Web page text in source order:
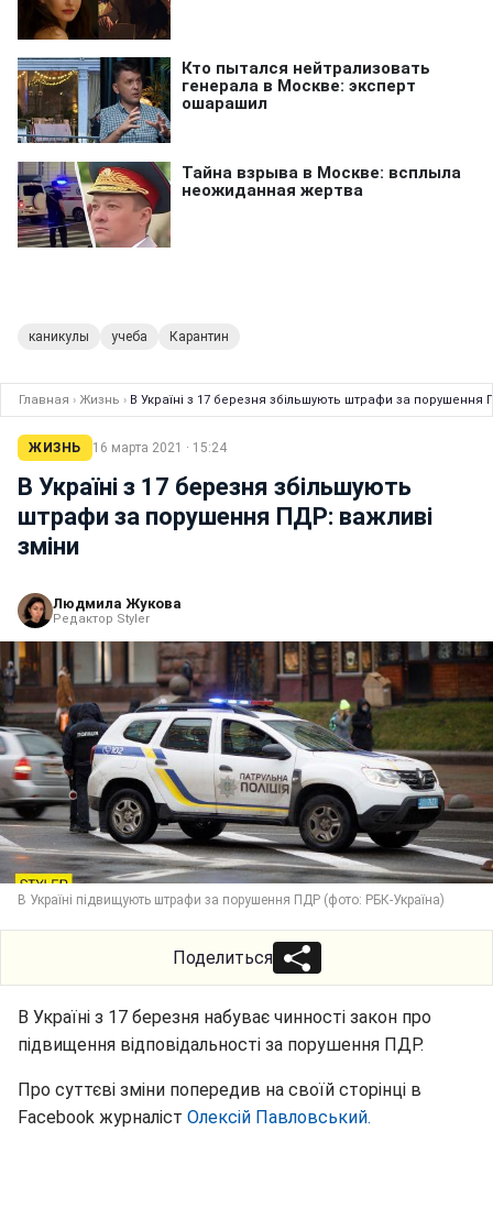
каникулы учеба Карантин
Главная › Жизнь › В Україні з 17 березня збільшують штрафи за порушення
ЖИЗНЬ 16 марта 2021 · 15:24
В Україні з 17 березня збільшують
штрафи за порушення ПДР: важливі
зміни
Людмила Жукова
Редактор Styler
В Україні підвищують штрафи за порушення ПДР (фото: РБК-Україна)
Поделиться
В Україні з 17 березня набуває чинності закон про
підвищення відповідальності за порушення ПДР.
Про суттєві зміни попередив на своїй сторінці в
Facebook журналіст Олексій Павловський.